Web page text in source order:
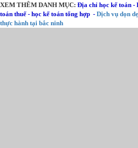
XEM THÊM DANH MỤC: Địa chỉ học kế toán -
toán thuế- học kế toán tổng hợp - Dịch vụ dọn
thực hành tại bắc ninh